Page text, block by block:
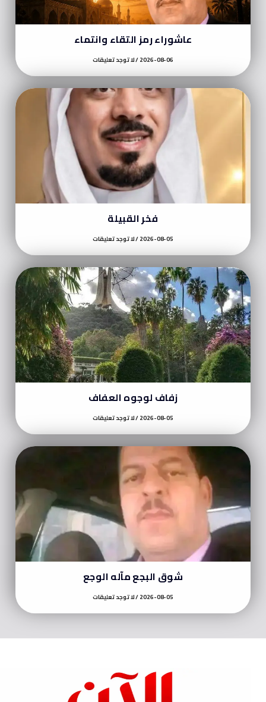
عاشوراء رمز التقاء وانتماء
2026-08-06 لا توجد تعليقات
فخر القبيلة
2026-08-05 لا توجد تعليقات
زفاف لوجوه العفاف
2026-08-05 لا توجد تعليقات
شوق البجع مآله الوجع
2026-08-05 لا توجد تعليقات